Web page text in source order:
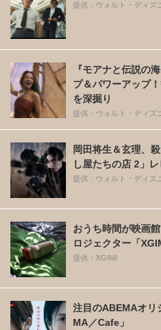
提供：ウォルト・ディズ
『モアナと伝説の
プ＆パワーアップ
を深掘り
提供：ウォルト・ディズ
岡田将生＆玄理、
し屋たちの店 2」
提供：ウォルト・ディズ
おうち時間が映画
ロジェクター「
提供：XGIMI
注目のABEMAオリ
MA／Cafe」